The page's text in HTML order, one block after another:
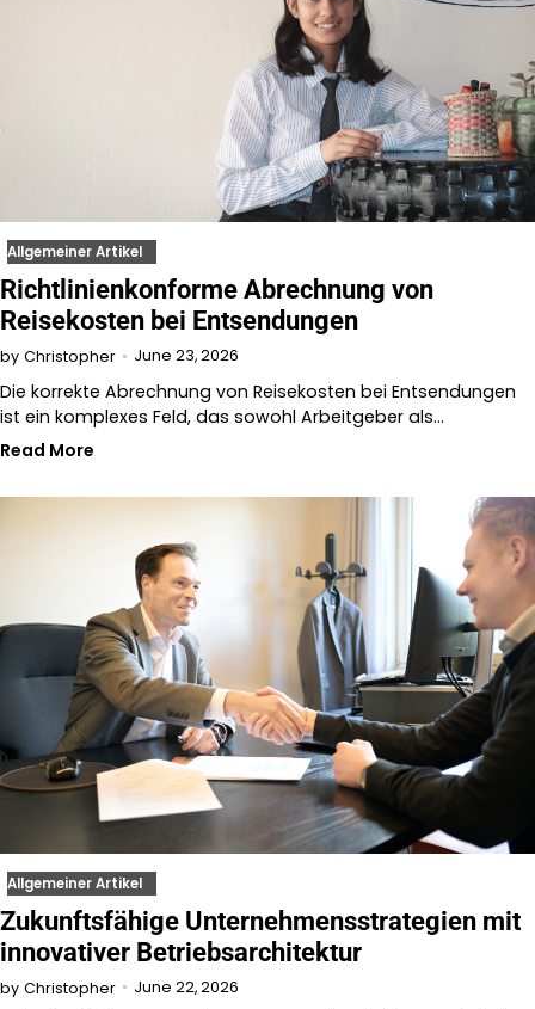
Allgemeiner Artikel
Richtlinienkonforme Abrechnung von
Reisekosten bei Entsendungen
by Christopher June 23, 2026
Die korrekte Abrechnung von Reisekosten bei Entsendungen
ist ein komplexes Feld, das sowohl Arbeitgeber als…
Read More
Allgemeiner Artikel
Zukunftsfähige Unternehmensstrategien mit
innovativer Betriebsarchitektur
by Christopher June 22, 2026